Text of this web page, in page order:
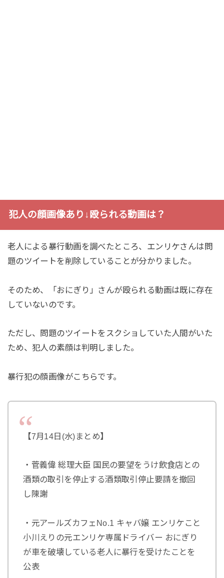
犯人の顔画像あり↓殴られる動画は？
老人による暴行動画を調べたところ、エンリケさんは問
題のツイートを削除していることが分かりました。
そのため、「おにぎり」さんが殴られる動画は既に存在
していないのです。
ただし、問題のツイートをスクショしていた人間がいた
ため、犯人の素顔は判明しました。
暴行犯の顔画像がこちらです。
【7月14日(水)まとめ】
・菅義偉 総理大臣 国民の要望をうけ飲食店との
酒類の取引を停止する酒類取引停止要請を撤回
し陳謝
・元アールズカフェNo.1 キャバ嬢 エンリケこと
小川えりの元エンリケ専属ドライバー おにぎり
が車を破壊している老人に暴行を受けたことを
公表